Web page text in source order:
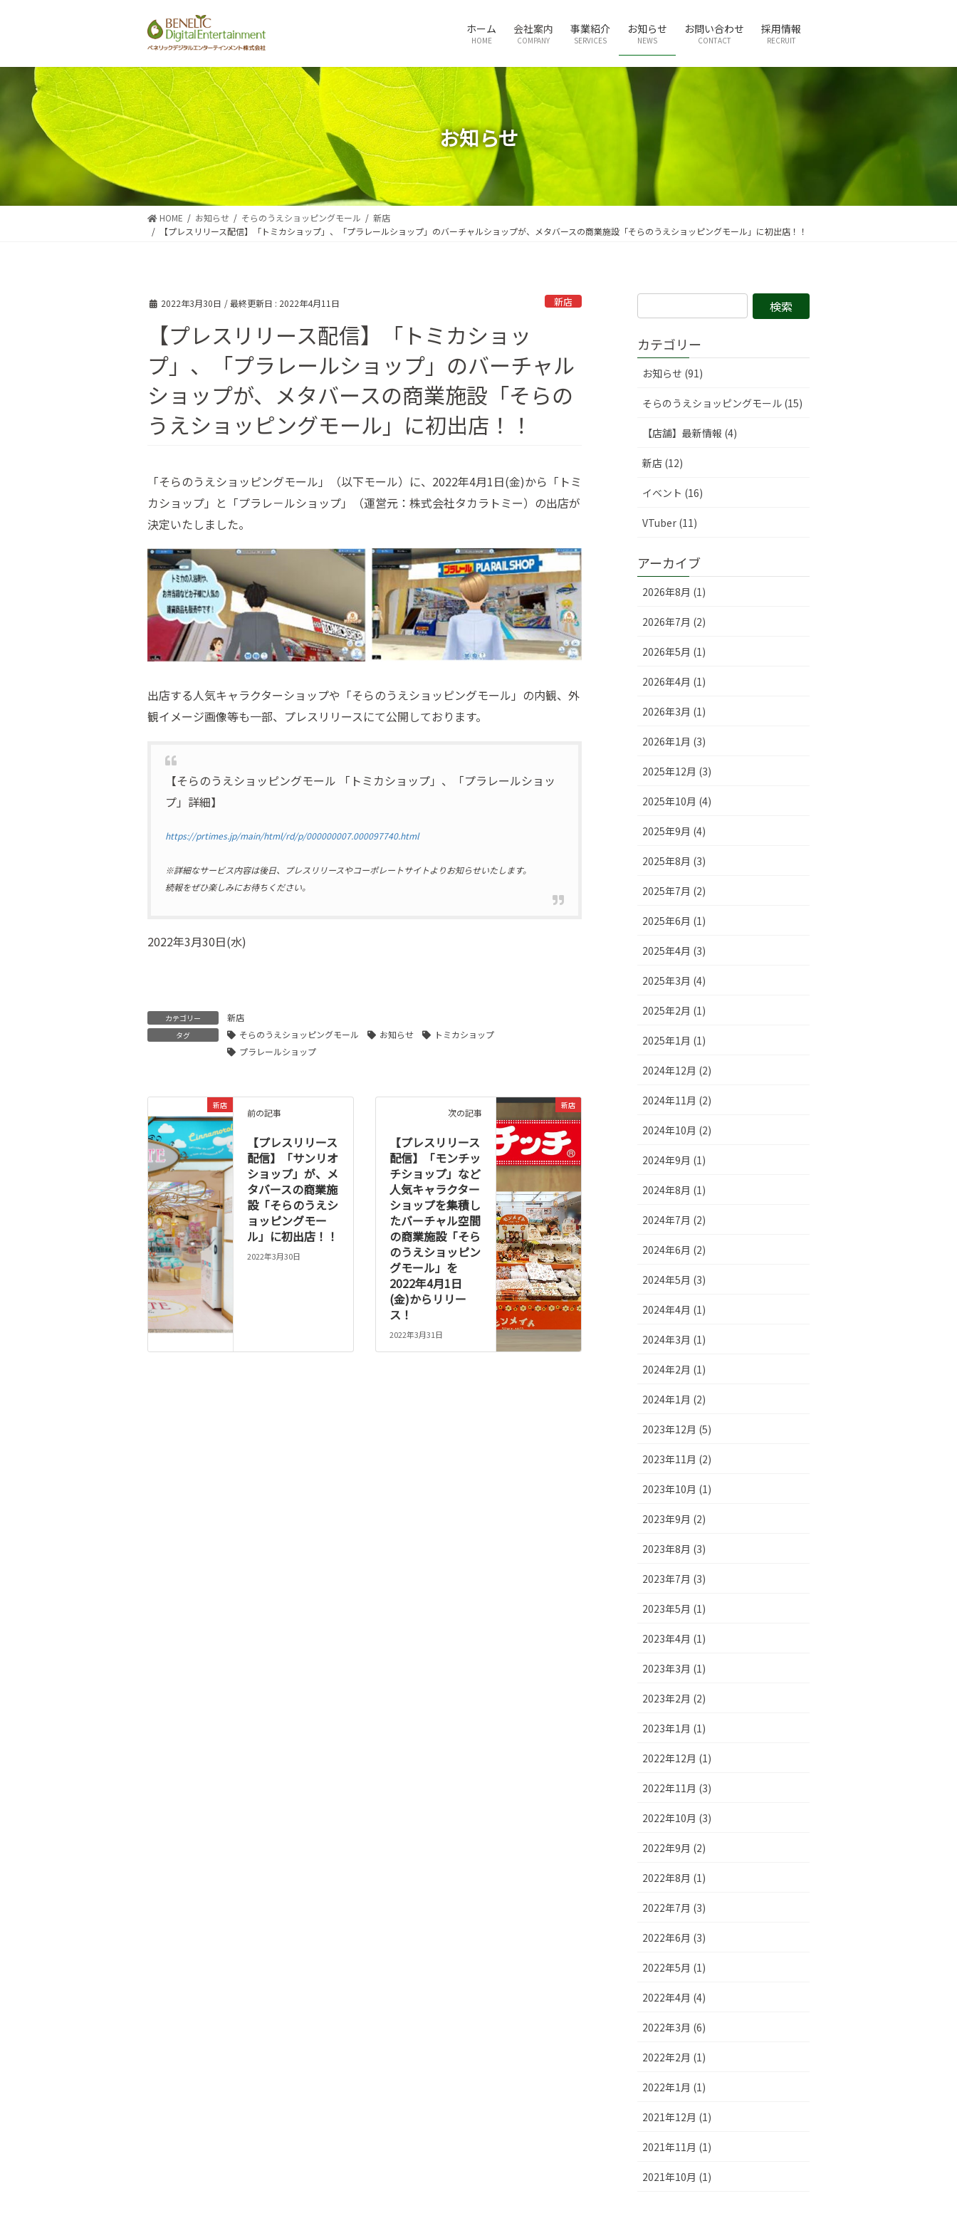
ホーム
HOME
会社案内
COMPANY
事業紹介
SERVICES
お知らせ
NEWS
お問い合わせ
CONTACT
採用情報
RECRUIT
お知らせ
HOME お知らせ そらのうえショッピングモール
新店
【プレスリリース配信】「トミカショップ」、「プラレールショップ」のバーチャルショップが、メタバースの商業施設「そらのうえショッピングモール」に初出店！！
2022年3月30日 / 最終更新日 : 2022年4月11日 新店
【プレスリリース配信】「トミカショッ
プ」、「プラレールショップ」のバーチャル
ショップが、メタバースの商業施設「そらの
うえショッピングモール」に初出店！！
「そらのうえショッピングモール」（以下モール）に、2022年4月1日(金)から「トミ
カショップ」と「プラレ－ルショップ」（運営元：株式会社タカラトミー）の出店が
決定いたしました。
出店する人気キャラクターショップや「そらのうえショッピングモール」の内観、外
観イメージ画像等も一部、プレスリリースにて公開しております。
【そらのうえショッピングモール 「トミカショップ」、「プラレールショッ
プ」詳細】
https://prtimes.jp/main/html/rd/p/000000007.000097740.html
※詳細なサービス内容は後日、プレスリリースやコーポレートサイトよりお知らせいたします。
続報をぜひ楽しみにお待ちください。
2022年3月30日(水)
カテゴリー 新店
タグ そらのうえショッピングモール お知らせ
トミカショップ
プラレールショップ
新店
前の記事
【プレスリリース
配信】「サンリオ
ショップ」が、メ
タバースの商業施
設「そらのうえシ
ョッピングモー
ル」に初出店！！
2022年3月30日
新店
次の記事
【プレスリリース
配信】「モンチッ
チショップ」など
人気キャラクター
ショップを集積し
たバーチャル空間
の商業施設「そら
のうえショッピン
グモール」を
2022年4月1日
(金)からリリー
ス！
2022年3月31日
検
索:
カテゴリー
お知らせ (91)
そらのうえショッピングモール (15)
【店舗】最新情報 (4)
新店 (12)
イベント (16)
VTuber (11)
アーカイブ
2026年8月 (1)
2026年7月 (2)
2026年5月 (1)
2026年4月 (1)
2026年3月 (1)
2026年1月 (3)
2025年12月 (3)
2025年10月 (4)
2025年9月 (4)
2025年8月 (3)
2025年7月 (2)
2025年6月 (1)
2025年4月 (3)
2025年3月 (4)
2025年2月 (1)
2025年1月 (1)
2024年12月 (2)
2024年11月 (2)
2024年10月 (2)
2024年9月 (1)
2024年8月 (1)
2024年7月 (2)
2024年6月 (2)
2024年5月 (3)
2024年4月 (1)
2024年3月 (1)
2024年2月 (1)
2024年1月 (2)
2023年12月 (5)
2023年11月 (2)
2023年10月 (1)
2023年9月 (2)
2023年8月 (3)
2023年7月 (3)
2023年5月 (1)
2023年4月 (1)
2023年3月 (1)
2023年2月 (2)
2023年1月 (1)
2022年12月 (1)
2022年11月 (3)
2022年10月 (3)
2022年9月 (2)
2022年8月 (1)
2022年7月 (3)
2022年6月 (3)
2022年5月 (1)
2022年4月 (4)
2022年3月 (6)
2022年2月 (1)
2022年1月 (1)
2021年12月 (1)
2021年11月 (1)
2021年10月 (1)